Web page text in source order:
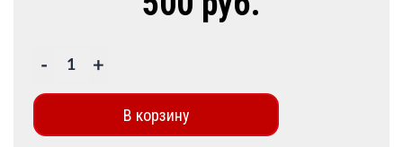
+
-
В корзину